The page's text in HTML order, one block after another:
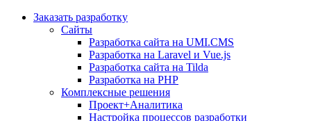
Заказать разработку
Сайты
Разработка сайта на UMI.CMS
Разработка на Laravel и Vue.js
Разработка сайта на Tilda
Разработка на PHP
Комплексные решения
Проект+Аналитика
Настройка процессов разработки